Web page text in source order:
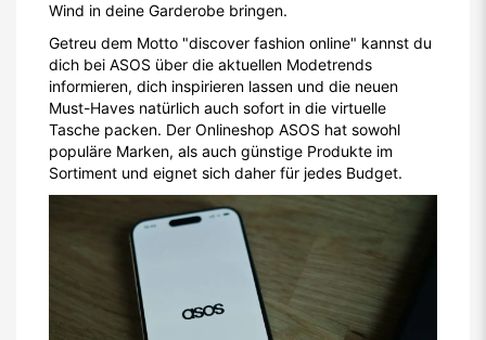
Wind in deine Garderobe bringen.
Getreu dem Motto "discover fashion online" kannst du
dich bei ASOS über die aktuellen Modetrends
informieren, dich inspirieren lassen und die neuen
Must-Haves natürlich auch sofort in die virtuelle
Tasche packen. Der Onlineshop ASOS hat sowohl
populäre Marken, als auch günstige Produkte im
Sortiment und eignet sich daher für jedes Budget.